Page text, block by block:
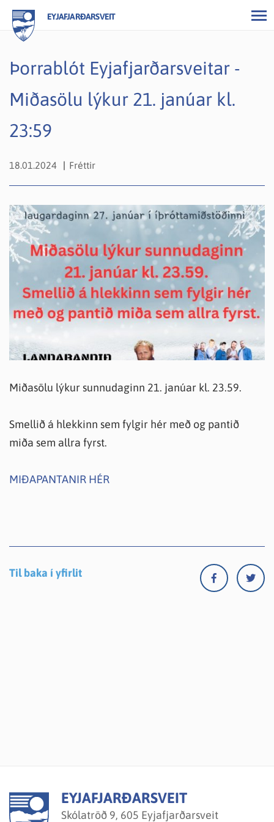
EYJAFJARÐARSVEIT
Þorrablót Eyjafjarðarsveitar -
Miðasölu lýkur 21. janúar kl.
23:59
18.01.2024 Fréttir
Miðasölu lýkur sunnudaginn 21. janúar kl. 23.59.
Smellið á hlekkinn sem fylgir hér með og pantið
miða sem allra fyrst.
MIÐAPANTANIR HÉR
Til baka í yfirlit
EYJAFJARÐARSVEIT
Skólatröð 9, 605 Eyjafjarðarsveit